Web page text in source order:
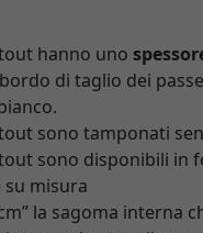
hanno uno
di taglio dei
sono tamponati
sono disponibili in
misura
la sagoma interna